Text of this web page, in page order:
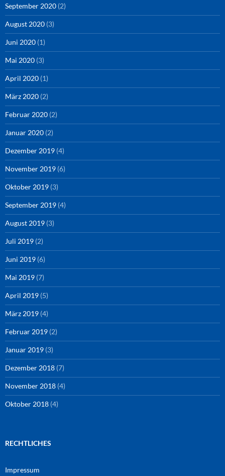
September 2020 (2)
August 2020 (3)
Juni 2020 (1)
Mai 2020 (3)
April 2020 (1)
März 2020 (2)
Februar 2020 (2)
Januar 2020 (2)
Dezember 2019 (4)
November 2019 (6)
Oktober 2019 (3)
September 2019 (4)
August 2019 (3)
Juli 2019 (2)
Juni 2019 (6)
Mai 2019 (7)
April 2019 (5)
März 2019 (4)
Februar 2019 (2)
Januar 2019 (3)
Dezember 2018 (7)
November 2018 (4)
Oktober 2018 (4)
RECHTLICHES
Impressum